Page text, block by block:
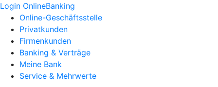
Login OnlineBanking
Online-Geschäftsstelle
Privatkunden
Firmenkunden
Banking & Verträge
Meine Bank
Service & Mehrwerte